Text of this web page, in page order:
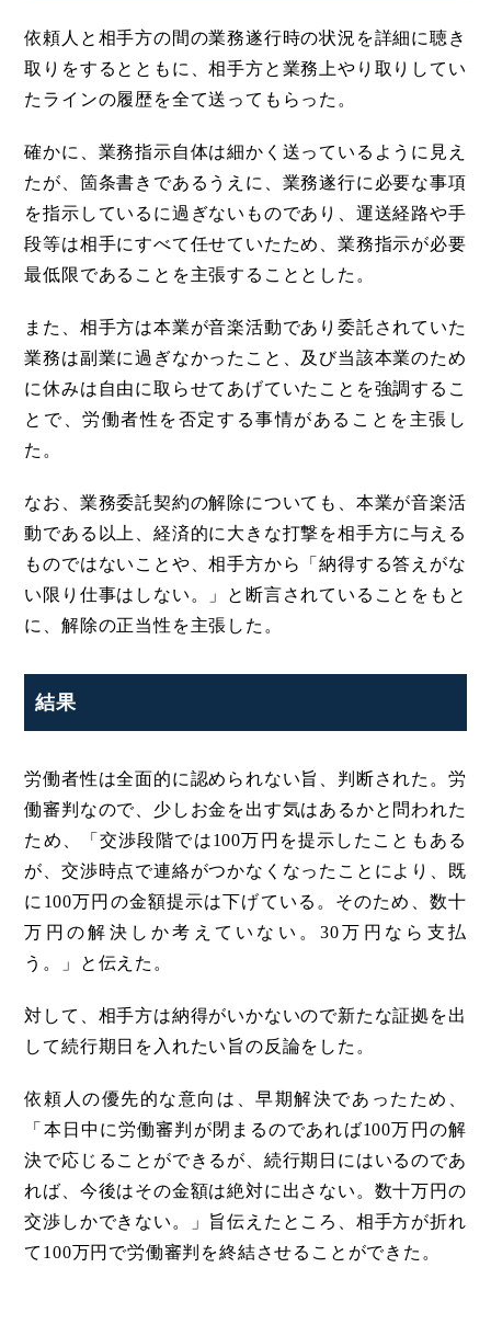
依頼人と相手方の間の業務遂行時の状況を詳細に聴き
取りをするとともに、相手方と業務上やり取りしてい
たラインの履歴を全て送ってもらった。
確かに、業務指示自体は細かく送っているように見え
たが、箇条書きであるうえに、業務遂行に必要な事項
を指示しているに過ぎないものであり、運送経路や手
段等は相手にすべて任せていたため、業務指示が必要
最低限であることを主張することとした。
また、相手方は本業が音楽活動であり委託されていた
業務は副業に過ぎなかったこと、及び当該本業のため
に休みは自由に取らせてあげていたことを強調するこ
とで、労働者性を否定する事情があることを主張し
た。
なお、業務委託契約の解除についても、本業が音楽活
動である以上、経済的に大きな打撃を相手方に与える
ものではないことや、相手方から「納得する答えがな
い限り仕事はしない。」と断言されていることをもと
に、解除の正当性を主張した。
結果
労働者性は全面的に認められない旨、判断された。労
働審判なので、少しお金を出す気はあるかと問われた
ため、「交渉段階では100万円を提示したこともある
が、交渉時点で連絡がつかなくなったことにより、既
に100万円の金額提示は下げている。そのため、数十
万円の解決しか考えていない。30万円なら支払
う。」と伝えた。
対して、相手方は納得がいかないので新たな証拠を出
して続行期日を入れたい旨の反論をした。
依頼人の優先的な意向は、早期解決であったため、
「本日中に労働審判が閉まるのであれば100万円の解
決で応じることができるが、続行期日にはいるのであ
れば、今後はその金額は絶対に出さない。数十万円の
交渉しかできない。」旨伝えたところ、相手方が折れ
て100万円で労働審判を終結させることができた。